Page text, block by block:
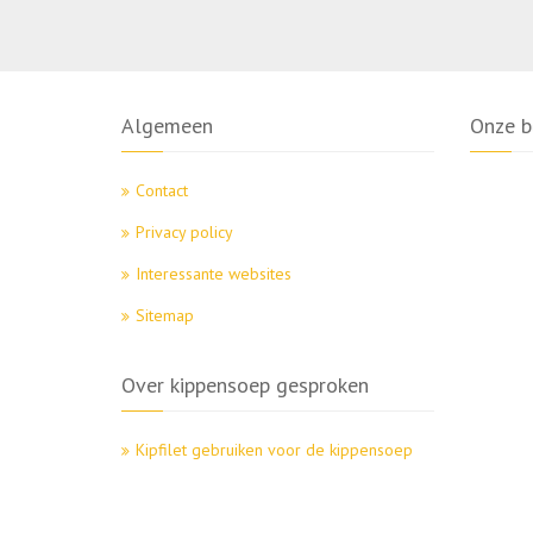
Algemeen
Contact
Privacy policy
Interessante websites
Sitemap
Over kippensoep gesproken
Kipfilet gebruiken voor de kippensoep
Onze